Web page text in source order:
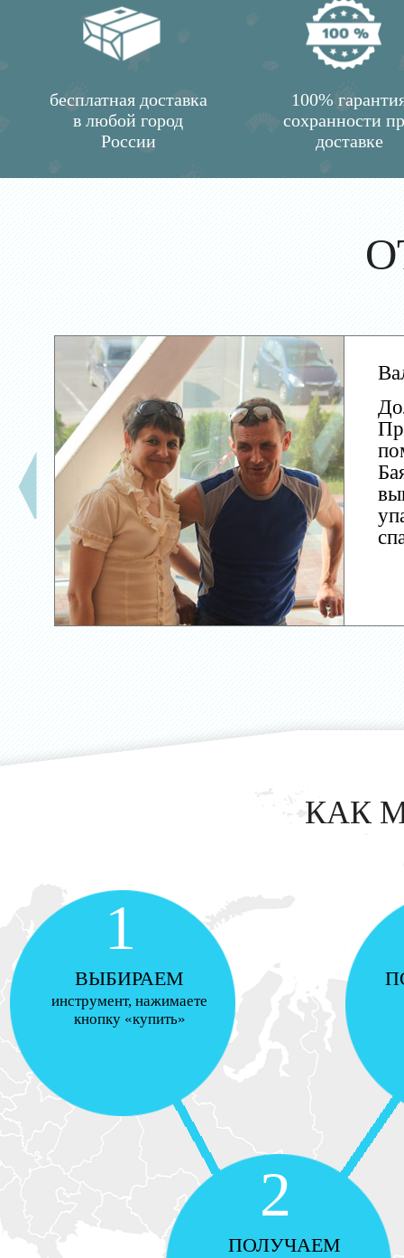
бесплатная доставка
в любой город
России
100%
сохранности
доставке
КАК
1
ВЫБИРАЕМ
инструмент, нажимаете
кнопку «купить»
2
ПОЛУЧАЕМ